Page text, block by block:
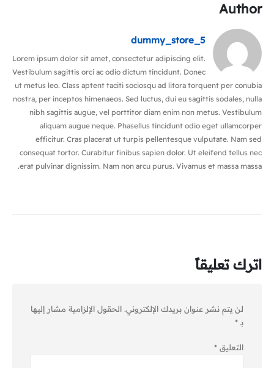
Author
dummy_store_5
Lorem ipsum dolor sit amet, consectetur adipiscing elit.
Vestibulum sagittis orci ac odio dictum tincidunt. Donec
ut metus leo. Class aptent taciti sociosqu ad litora torquent per conubia
nostra, per inceptos himenaeos. Sed luctus, dui eu sagittis sodales, nulla
nibh sagittis augue, vel porttitor diam enim non metus. Vestibulum
aliquam augue neque. Phasellus tincidunt odio eget ullamcorper
efficitur. Cras placerat ut turpis pellentesque vulputate. Nam sed
consequat tortor. Curabitur finibus sapien dolor. Ut eleifend tellus nec
erat pulvinar dignissim. Nam non arcu purus. Vivamus et massa massa.
اترك تعليقاً
لن يتم نشر عنوان بريدك الإلكتروني. الحقول الإلزامية مشار إليها
بـ*
التعليق *